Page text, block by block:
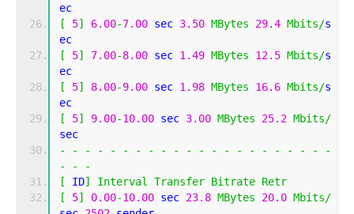
ec
[
5] 6.00-7.00 sec 3.50 MBytes 29.4 Mbits/s
ec
[
5] 7.00-8.00 sec 1.49 MBytes 12.5 Mbits/s
ec
[
5] 8.00-9.00 sec 1.98 MBytes 16.6 Mbits/s
ec
[
5] 9.00-10.00 sec 3.00 MBytes 25.2 Mbits/
sec
-
- - - - - - - - - - - - - - - - - - - -
-
-
-
-
[
ID] Interval Transfer Bitrate Retr
[
5] 0.00-10.00 sec 23.8 MBytes 20.0 Mbits/